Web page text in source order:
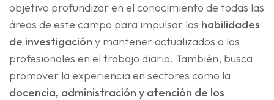
objetivo profundizar en el conocimiento de todas las
áreas de este campo para impulsar las habilidades
de investigación y mantener actualizados a los
profesionales en el trabajo diario. También, busca
promover la experiencia en sectores como la
docencia, administración y atención de los